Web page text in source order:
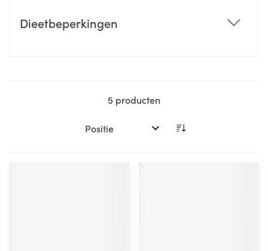
Dieetbeperkingen
5 producten
Sorteer op: